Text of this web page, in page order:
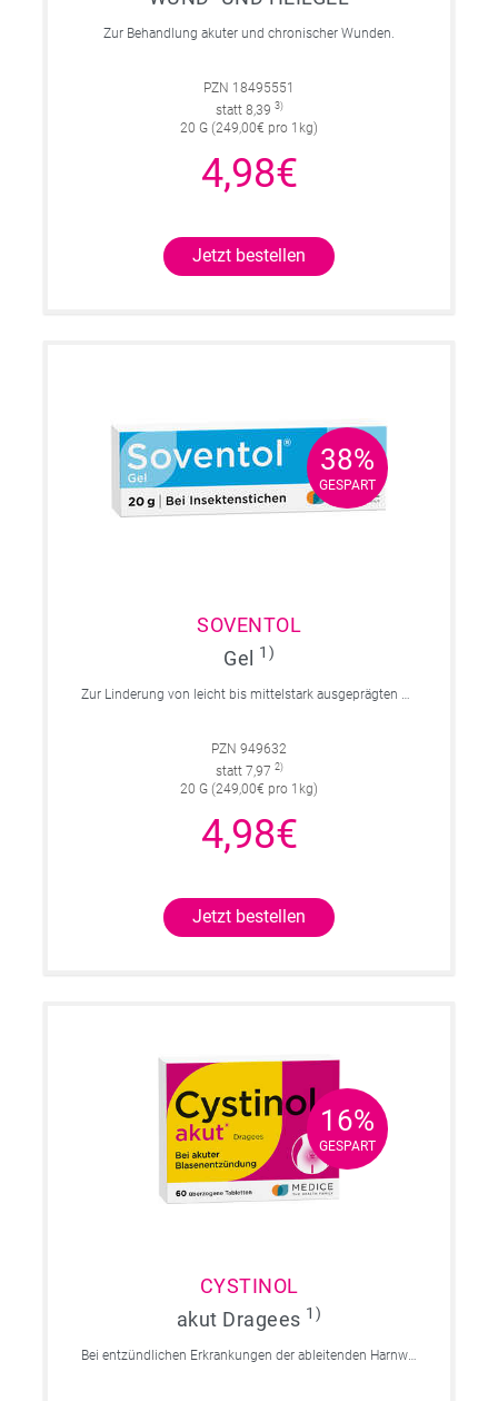
Zur Behandlung akuter und chronischer Wunden.
PZN 18495551
statt 8,39 3)
20 G (249,00€ pro 1kg)
4,98€
Jetzt bestellen
38%
GESPART
38%
GESPART
SOVENTOL
Gel
1)
Zur Linderung von leicht bis mittelstark ausgeprägten Reaktionen auf Insektenstiche mit Juckreiz.
PZN 949632
statt 7,97 2)
20 G (249,00€ pro 1kg)
4,98€
Jetzt bestellen
16%
GESPART
16%
GESPART
CYSTINOL
akut Dragees 1)
Bei entzündlichen Erkrankungen der ableitenden Harnwege.